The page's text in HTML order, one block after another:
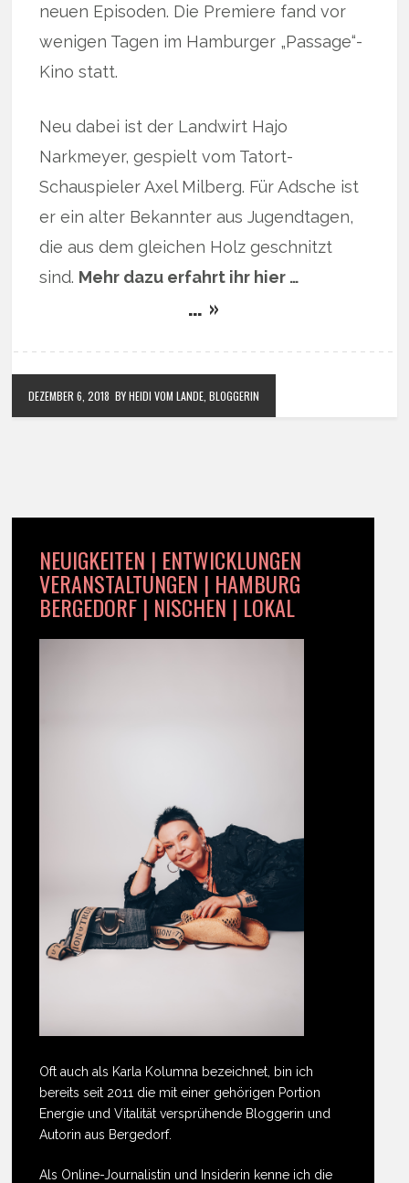
neuen Episoden. Die Premiere fand vor
wenigen Tagen im Hamburger „Passage“-
Kino statt.
Neu dabei ist der Landwirt Hajo
Narkmeyer, gespielt vom Tatort-
Schauspieler Axel Milberg. Für Adsche ist
er ein alter Bekannter aus Jugendtagen,
die aus dem gleichen Holz geschnitzt
sind. Mehr dazu erfahrt ihr hier …
… »
DEZEMBER 6, 2018 BY HEIDI VOM LANDE, BLOGGERIN
NEUIGKEITEN | ENTWICKLUNGEN
VERANSTALTUNGEN | HAMBURG
BERGEDORF | NISCHEN | LOKAL
Oft auch als Karla Kolumna bezeichnet, bin ich
bereits seit 2011 die mit einer gehörigen Portion
Energie und Vitalität versprühende Bloggerin und
Autorin aus Bergedorf.
Als Online-Journalistin und Insiderin kenne ich die